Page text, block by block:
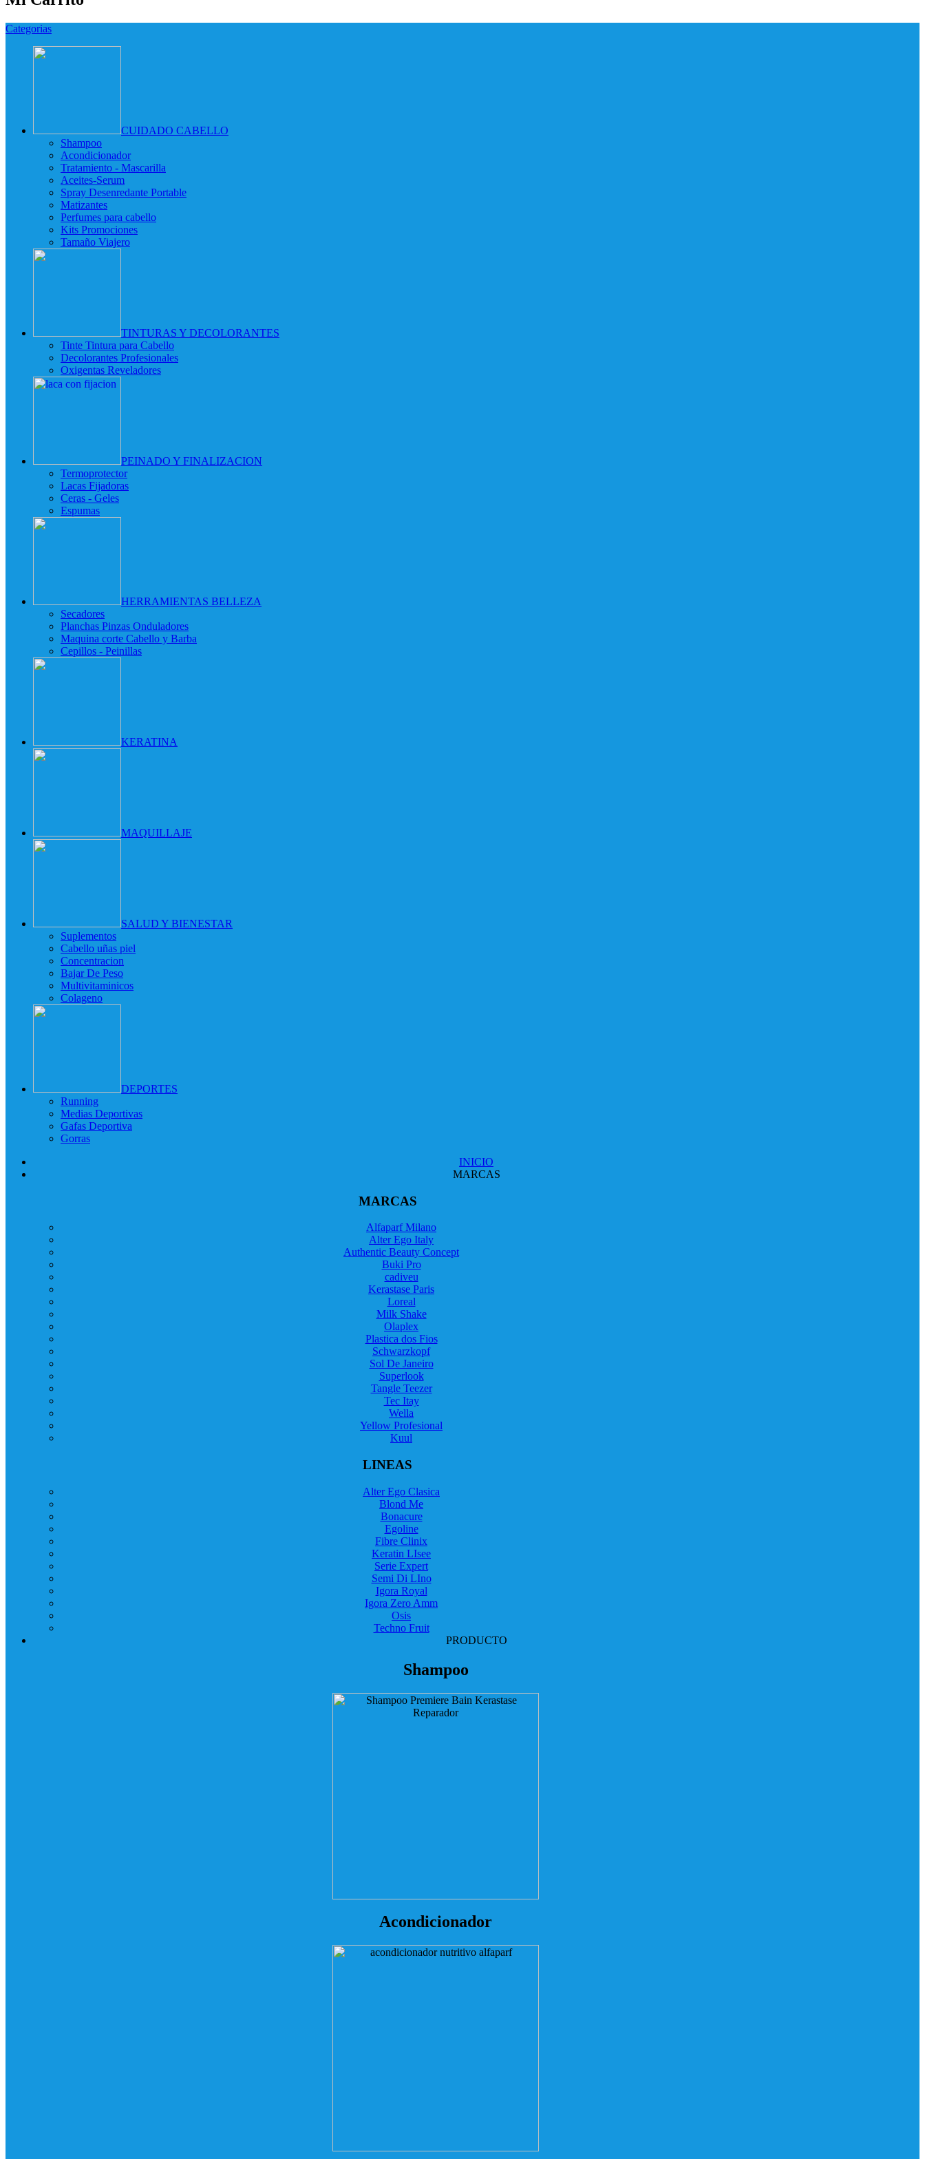
Categorias
CUIDADO CABELLO
Shampoo
Acondicionador
Tratamiento - Mascarilla
Aceites-Serum
Spray Desenredante Portable
Matizantes
Perfumes para cabello
Kits Promociones
Tamaño Viajero
TINTURAS Y DECOLORANTES
Tinte Tintura para Cabello
Decolorantes Profesionales
Oxigentas Reveladores
PEINADO Y FINALIZACION
Termoprotector
Lacas Fijadoras
Ceras - Geles
Espumas
HERRAMIENTAS BELLEZA
Secadores
Planchas Pinzas Onduladores
Maquina corte Cabello y Barba
Cepillos - Peinillas
KERATINA
MAQUILLAJE
SALUD Y BIENESTAR
Suplementos
Cabello uñas piel
Concentracion
Bajar De Peso
Multivitaminicos
Colageno
DEPORTES
Running
Medias Deportivas
Gafas Deportiva
Gorras
INICIO
MARCAS
MARCAS
Alfaparf Milano
Alter Ego Italy
Authentic Beauty Concept
Buki Pro
cadiveu
Kerastase Paris
Loreal
Milk Shake
Olaplex
Plastica dos Fios
Schwarzkopf
Sol De Janeiro
Superlook
Tangle Teezer
Tec Itay
Wella
Yellow Profesional
Kuul
LINEAS
Alter Ego Clasica
Blond Me
Bonacure
Egoline
Fibre Clinix
Keratin LIsee
Serie Expert
Semi Di LIno
Igora Royal
Igora Zero Amm
Osis
Techno Fruit
PRODUCTO
Shampoo
Acondicionador